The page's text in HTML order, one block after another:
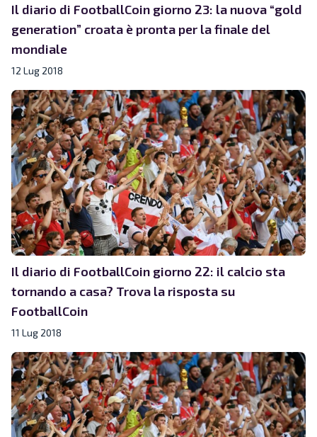
Il diario di FootballCoin giorno 23: la nuova “gold
generation” croata è pronta per la finale del
mondiale
12 Lug 2018
Il diario di FootballCoin giorno 22: il calcio sta
tornando a casa? Trova la risposta su
FootballCoin
11 Lug 2018